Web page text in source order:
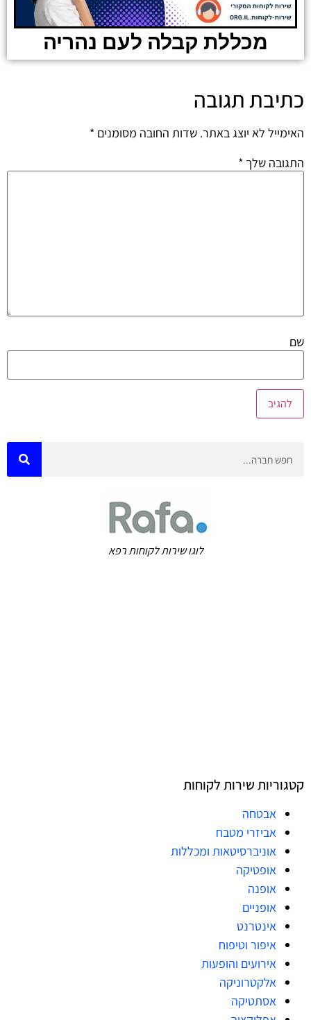
מכללת קבלה לעם נהריה
כתיבת תגובה
האימייל לא יוצג באתר. שדות החובה מסומנים *
התגובה שלך *
שם
לוגו שירות לקוחות רפא
קטגוריות שירות לקוחות
אבטחה
אביזרי מטבח
אוניברסיטאות ומכללות
אופטיקה
אופנה
אופניים
אינטרנט
איפור וטיפוח
אירועים והופעות
אלקטרוניקה
אסתטיקה